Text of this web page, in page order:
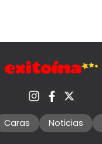
Caras Noticias